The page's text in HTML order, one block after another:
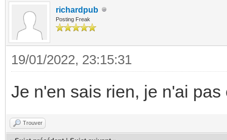
richardpub
Posting Freak
19/01/2022, 23:15:31
Je n'en sais rien, je n'ai
Trouver